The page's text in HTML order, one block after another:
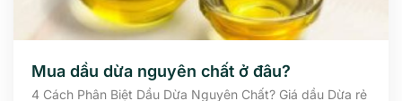
Mua dầu dừa nguyên chất ở đâu?
4 Cách Phân Biệt Dầu Dừa Nguyên Chất? Giá dầu Dừa rẻ